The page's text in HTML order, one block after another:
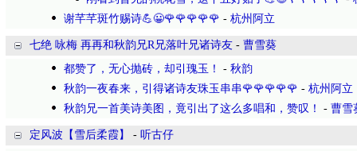
谢芊芊斑竹赐诗💪😀🌹🌹🌹🌹🌹 - 杭州阿立
七绝 咏梅 再再和秋韵兄R兄落叶兄诸诗友 - 曹雪葵
都赞了，无心抛砖，却引瑰玉！
- 秋韵
秋韵一夜春来，引得诸诗友珠玉串串🌹🌹🌹🌹🌹 - 杭州阿立
秋韵兄一首美诗美图，竟引出了这么多唱和，赞叹！
- 曹雪
定风波【雪后柔霞】 - 听古仔